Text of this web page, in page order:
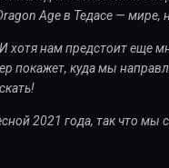
Age в Тедасе —
хотя нам предстоит еще
покажет, куда мы
2021 года, так что мы